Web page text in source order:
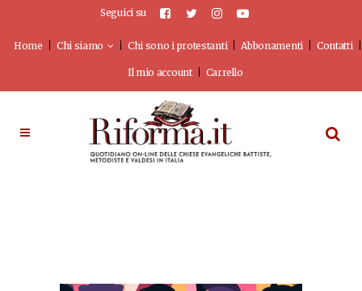
Seguici su
Home Chi siamo Chi sono i protestanti Abbonamenti Contatti
Il mio account Carrello